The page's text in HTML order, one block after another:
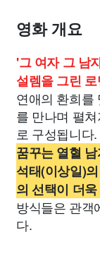
영화 개요
'그 여자 그 남
설렘을 그린
연애의 환희를
를 만나며 펼
로 구성됩니다.
꿈꾸는 열혈
석태(이상일)
의 선택이 더
방식들은 관객
다.